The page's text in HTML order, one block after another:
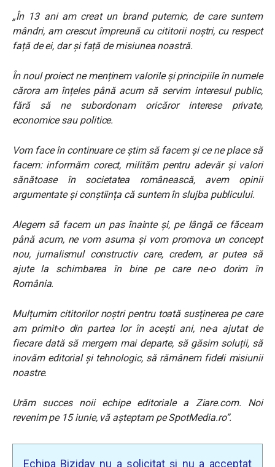
„În 13 ani am creat un brand puternic, de care suntem
mândri, am crescut împreună cu cititorii noștri, cu respect
față de ei, dar și față de misiunea noastră.
În noul proiect ne menținem valorile și principiile în numele
cărora am înțeles până acum să servim interesul public,
fără să ne subordonam oricăror interese private,
economice sau politice.
Vom face în continuare ce știm să facem și ce ne place să
facem: informăm corect, milităm pentru adevăr și valori
sănătoase în societatea românească, avem opinii
argumentate și conștiința că suntem în slujba publicului.
Alegem să facem un pas înainte și, pe lângă ce făceam
până acum, ne vom asuma și vom promova un concept
nou, jurnalismul constructiv care, credem, ar putea să
ajute la schimbarea în bine pe care ne-o dorim în
România.
Mulțumim cititorilor noștri pentru toată susținerea pe care
am primit-o din partea lor în acești ani, ne-a ajutat de
fiecare dată să mergem mai departe, să găsim soluții, să
inovăm editorial și tehnologic, să rămânem fideli misiunii
noastre.
Urăm succes noii echipe editoriale a Ziare.com. Noi
revenim pe 15 iunie, vă așteptam pe SpotMedia.ro”.
Echipa Biziday nu a solicitat și nu a acceptat